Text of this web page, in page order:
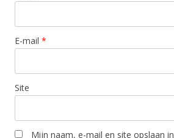
E-mail *
Site
Mijn naam, e-mail en site opslaan